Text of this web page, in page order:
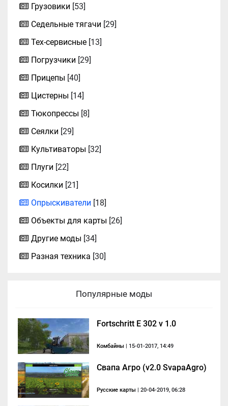
Грузовики [53]
Седельные тягачи [29]
Тех-сервисные [13]
Погрузчики [29]
Прицепы [40]
Цистерны [14]
Тюкопрессы [8]
Сеялки [29]
Культиваторы [32]
Плуги [22]
Косилки [21]
Опрыскиватели [18]
Объекты для карты [26]
Другие моды [34]
Разная техника [30]
Популярные моды
Fortschritt E 302 v 1.0
Комбайны | 15-01-2017, 14:49
Свапа Агро (v2.0 SvapaAgro)
Русские карты | 20-04-2019, 06:28